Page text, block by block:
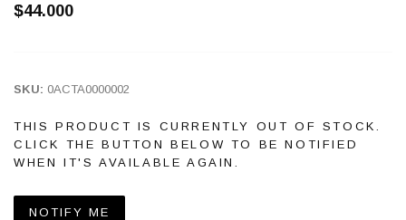
$44.000
SKU: 0ACTA0000002
THIS PRODUCT IS CURRENTLY OUT OF STOCK.
CLICK THE BUTTON BELOW TO BE NOTIFIED
WHEN IT'S AVAILABLE AGAIN.
NOTIFY ME